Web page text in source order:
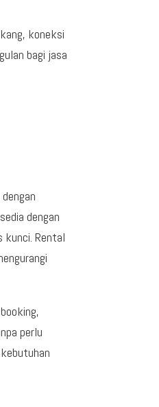
koneksi
bagi jasa
dengan
kunci. Rental
perlu